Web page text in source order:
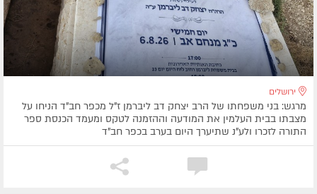
ירושלים
מרגש: בני משפחתו של הרב יצחק דב ליברמן ז"ל מכפר חב"ד הניחו על
מצבתו בבית העלמין את המודעה וההזמנה לטקס ומעמד הכנסת ספר
התורה לזכרו ולע"נ שתיערך היום בערב בכפר חב"ד